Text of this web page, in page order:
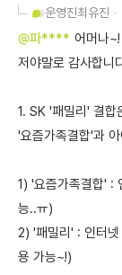
운영진최유진
@파**** 어머나~!
저야말로 감사합니
1. SK '패밀리' 결합
'요즘가족결합'과
1) '요즘가족결합' :
능..ㅠ)
2) '패밀리' : 인터
용 가능~!)